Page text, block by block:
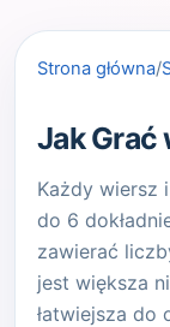
Strona główna/
Jak Grać
Każdy wiersz
do 6
zawierać
jest większa
łatwiejsza do